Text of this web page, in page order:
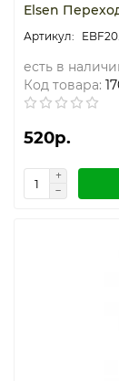
Elsen
есть в
Код товара:
520р.